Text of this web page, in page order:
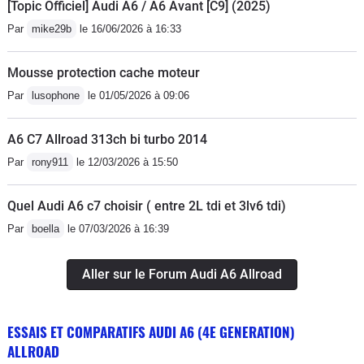
[Topic Officiel] Audi A6 / A6 Avant [C9] (2025)
Par mike29b le 16/06/2026 à 16:33
Mousse protection cache moteur
Par lusophone le 01/05/2026 à 09:06
A6 C7 Allroad 313ch bi turbo 2014
Par rony911 le 12/03/2026 à 15:50
Quel Audi A6 c7 choisir ( entre 2L tdi et 3lv6 tdi)
Par boella le 07/03/2026 à 16:39
Aller sur le Forum Audi A6 Allroad
ESSAIS ET COMPARATIFS AUDI A6 (4E GENERATION)
ALLROAD